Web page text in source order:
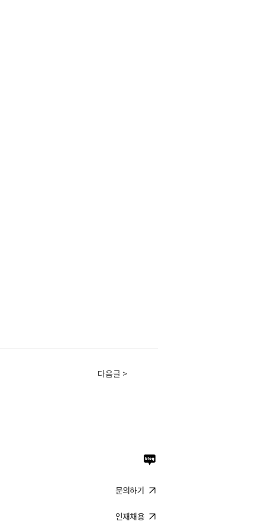
다음글 >
문의하기
인재채용